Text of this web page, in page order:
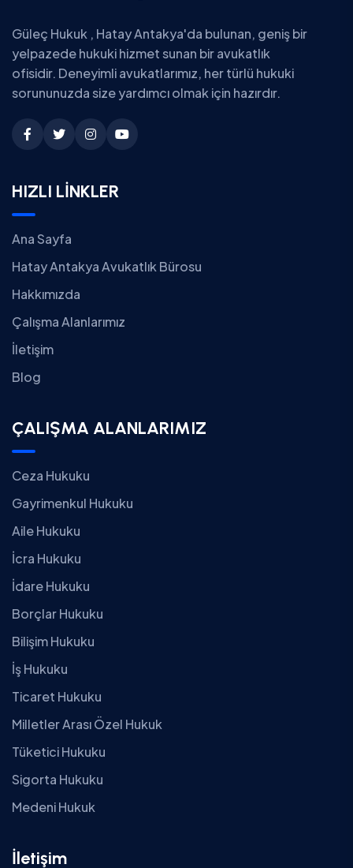
Güleç Hukuk , Hatay Antakya'da bulunan, geniş bir
yelpazede hukuki hizmet sunan bir avukatlık
ofisidir. Deneyimli avukatlarımız, her türlü hukuki
sorununuzda size yardımcı olmak için hazırdır.
HIZLI LİNKLER
Ana Sayfa
Hatay Antakya Avukatlık Bürosu
Hakkımızda
Çalışma Alanlarımız
İletişim
Blog
ÇALIŞMA ALANLARIMIZ
Ceza Hukuku
Gayrimenkul Hukuku
Aile Hukuku
İcra Hukuku
İdare Hukuku
Borçlar Hukuku
Bilişim Hukuku
İş Hukuku
Ticaret Hukuku
Milletler Arası Özel Hukuk
Tüketici Hukuku
Sigorta Hukuku
Medeni Hukuk
İletişim